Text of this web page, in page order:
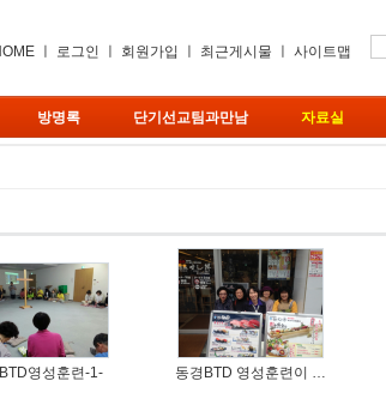
로그인 회원가입 최근게시물 사이트맵
방명록 단기선교팀과만남 자료실
영성훈련-1- 동경BTD 영성훈련이 …